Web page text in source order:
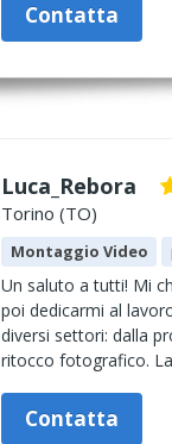
Contatta
Luca_Rebora
Torino (TO)
Montaggio Video
Un saluto a tutti! Mi
poi dedicarmi al
diversi settori: dalla
ritocco fotografico.
Contatta